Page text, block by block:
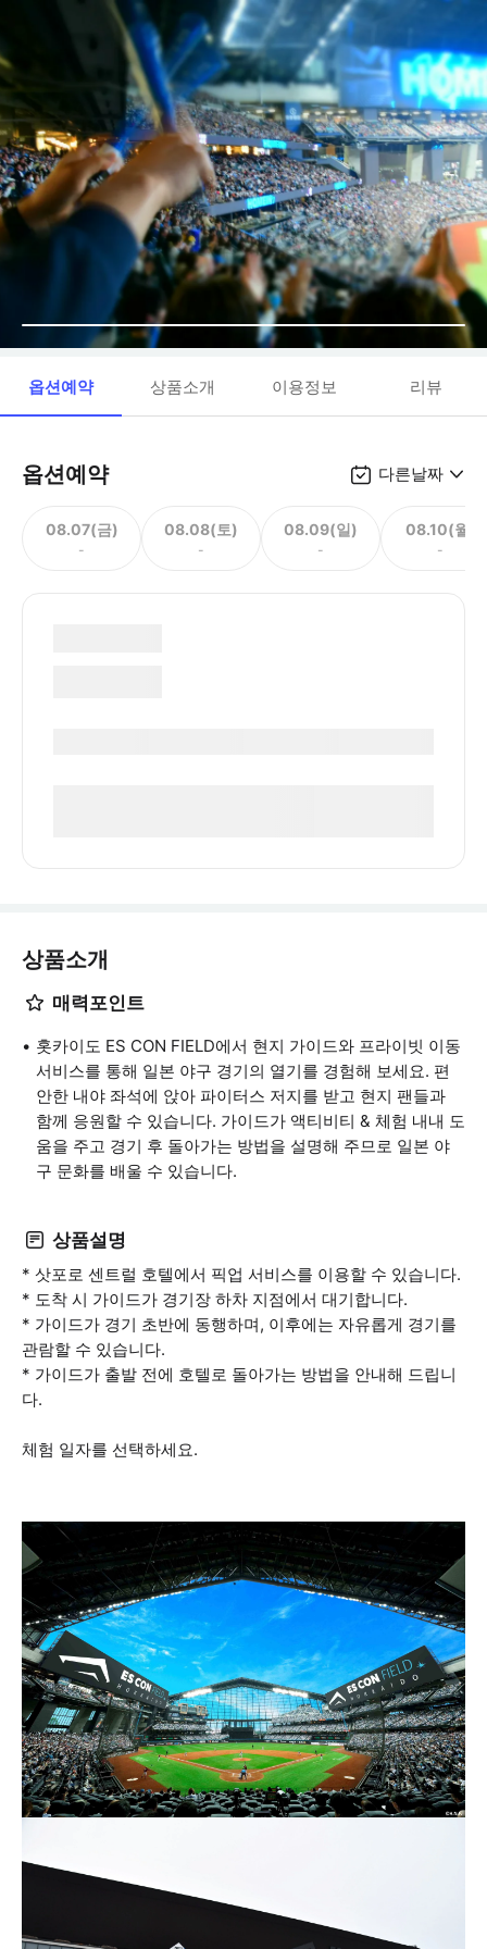
옵션예약 상품소개 이용정보 리뷰
옵션예약 다른날짜
08.07(금)
-
08.08(토)
-
08.09(일)
-
08.10(월)
-
상품소개
매력포인트
홋카이도 ES CON FIELD에서 현지 가이드와 프라이빗 이동
서비스를 통해 일본 야구 경기의 열기를 경험해 보세요. 편
안한 내야 좌석에 앉아 파이터스 저지를 받고 현지 팬들과
함께 응원할 수 있습니다. 가이드가 액티비티 & 체험 내내 도
움을 주고 경기 후 돌아가는 방법을 설명해 주므로 일본 야
구 문화를 배울 수 있습니다.
상품설명
* 삿포로 센트럴 호텔에서 픽업 서비스를 이용할 수 있습니다.
* 도착 시 가이드가 경기장 하차 지점에서 대기합니다.
* 가이드가 경기 초반에 동행하며, 이후에는 자유롭게 경기를
관람할 수 있습니다.
* 가이드가 출발 전에 호텔로 돌아가는 방법을 안내해 드립니
다.
체험 일자를 선택하세요.